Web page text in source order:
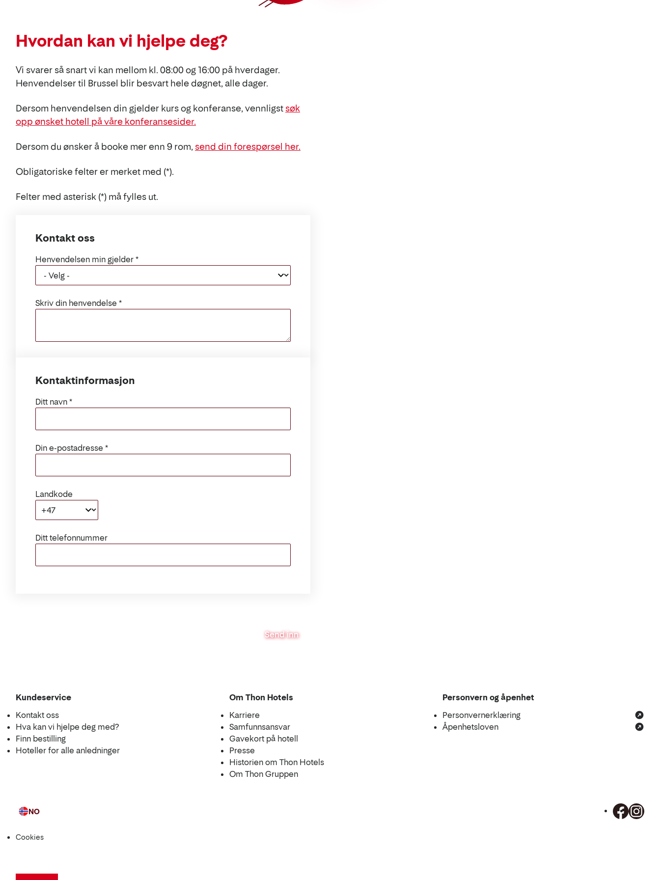
Hvordan kan vi hjelpe deg?
Vi svarer så snart vi kan mellom kl. 08:00 og 16:00 på hverdager.
Henvendelser til Brussel blir besvart hele døgnet, alle dager.
Dersom henvendelsen din gjelder kurs og konferanse, vennligst søk
opp ønsket hotell på våre konferansesider.
Dersom du ønsker å booke mer enn 9 rom, send din forespørsel her.
Obligatoriske felter er merket med (*).
Felter med asterisk (*) må fylles ut.
Kontakt oss
Henvendelsen min gjelder
Skriv din henvendelse
Kontaktinformasjon
Ditt navn
Din e-postadresse
Landkode
+47
Ditt telefonnummer
Send inn
Kundeservice
Kontakt oss
Hva kan vi hjelpe deg med?
Finn bestilling
Hoteller for alle anledninger
Om Thon Hotels
Karriere
Samfunnsansvar
Gavekort på hotell
Presse
Historien om Thon Hotels
Om Thon Gruppen
Personvern og åpenhet
Personvernerklæring
Åpenhetsloven
Språk
NO
Cookies